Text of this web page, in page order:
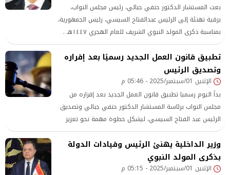
بعث المستشار الدكتور حنفي جبالي، رئيس مجلس النواب،
برقية تهنئة إلى الرئيس عبدالفتاح السيسي، رئيس الجمهورية،
بمناسبة ذكرى المولد النبوي الشريف للعام الهجري ١٤٤٧هـ .
تطبيق قانون العمل الجديد رسميًا بعد إقراره
وتصديق الرئيس
الإثنين 01/سبتمبر/2025 - 05:46 م
بدأ اليوم رسميا تطبيق قانون العمل الجديد بعد إقراره من
مجلس النواب برئاسة المستشار الدكتور حنفي جبالي وتصديق
الرئيس عبد الفتاح السيسي، ليشكل خطوة مهمة نحو تعزيز
حقوق العمال وتحقيق التوازن مع أصحاب الأعمال بما يتماشى
مع التطورات الاقتصادية والاجتماعية في مصر.
وزير الداخلية يهنئ الرئيس وقيادات الدولة
بذكرى المولد النبوي
الإثنين 01/سبتمبر/2025 - 05:15 م